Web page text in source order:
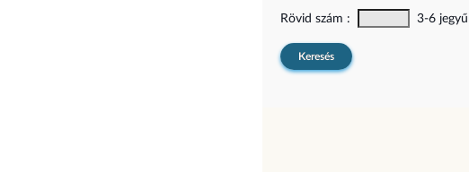
Rövid szám : 3-6 jegyű
Keresés